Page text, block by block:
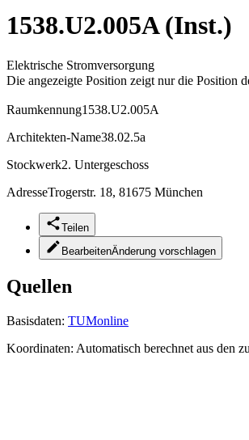
1538.U2.005A (Inst.)
Elektrische Stromversorgung
Die angezeigte Position zeigt nur die Position
Raumkennung1538.U2.005A
Architekten-Name38.02.5a
Stockwerk2. Untergeschoss
AdresseTrogerstr. 18, 81675 München
Teilen
BearbeitenÄnderung vorschlagen
Quellen
Basisdaten: TUMonline
Koordinaten: Automatisch berechnet aus den